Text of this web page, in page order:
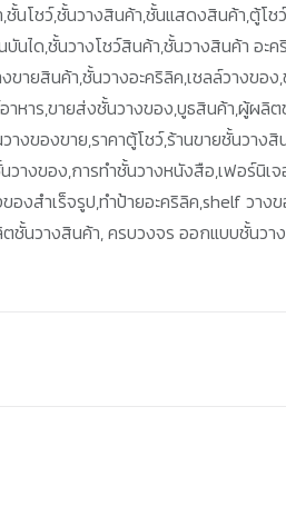
นโชว์,ชั้นวางสินค้า,ชั้นแสดงสินค้า,ตู้โ
ได,ชั้นวางโชว์สินค้า,ชั้นวางสินค้า อะ
ายสินค้า,ชั้นวางอะคริลิค,เชลล์วางขอ
าหาร,ขายส่งชั้นวางของ,บูธสินค้า,ผู้ผลิ
ของขาย,ราคาตู้โชว์,ร้านขายชั้นวางสิ
างของ,การทำชั้นวางหนังสือ,เฟอร์นิเ
งสำเร็จรูป,ทำป้ายอะคริลิค,shelf วาง
ชั้นวางสินค้า, ครบวงจร ออกแบบชั้นว